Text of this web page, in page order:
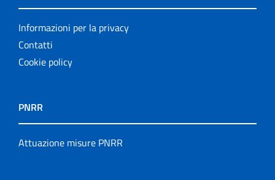
Informazioni per la privacy
Contatti
Cookie policy
PNRR
Attuazione misure PNRR